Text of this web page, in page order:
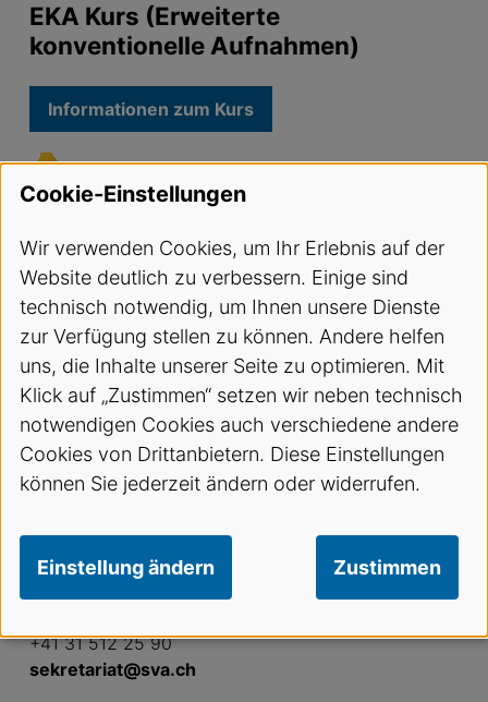
EKA Kurs (Erweiterte
konventionelle Aufnahmen)
Informationen zum Kurs
👇
Direkt anmelden
Buchung und Anzeige verfügbarer Plätze direkt im
externen Portal (wählen Sie den gewünschten
Termin)
SVA Geschäftsstelle
Aemmenmattstrasse 43, 3123
Belp
+41 31 512 25 90
sekretariat@sva.ch
Cookie-Einstellungen
Wir verwenden Cookies, um Ihr Erlebnis auf der
Website deutlich zu verbessern. Einige sind
technisch notwendig, um Ihnen unsere Dienste
zur Verfügung stellen zu können. Andere helfen
uns, die Inhalte unserer Seite zu optimieren. Mit
Klick auf „Zustimmen“ setzen wir neben technisch
notwendigen Cookies auch verschiedene andere
Cookies von Drittanbietern. Diese Einstellungen
können Sie jederzeit ändern oder widerrufen.
Einstellung ändern Zustimmen